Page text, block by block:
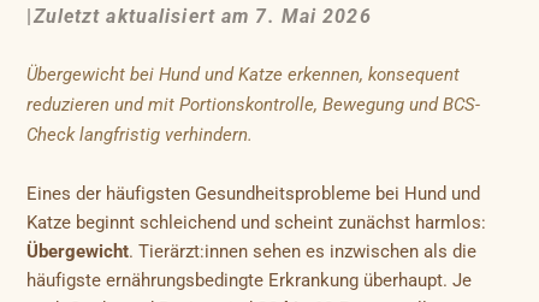
Zuletzt aktualisiert am 7. Mai 2026
Übergewicht bei Hund und Katze erkennen, konsequent
reduzieren und mit Portionskontrolle, Bewegung und BCS-
Check langfristig verhindern.
Eines der häufigsten Gesundheitsprobleme bei Hund und
Katze beginnt schleichend und scheint zunächst harmlos:
Übergewicht. Tierärzt:innen sehen es inzwischen als die
häufigste ernährungsbedingte Erkrankung überhaupt. Je